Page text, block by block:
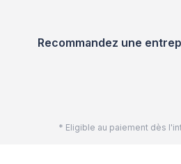
Recommandez une
* Eligible au paiement dès